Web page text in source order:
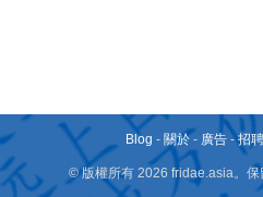
Blog - 關於 - 廣告 -招
© 版權所有 2026 fridae.asia。